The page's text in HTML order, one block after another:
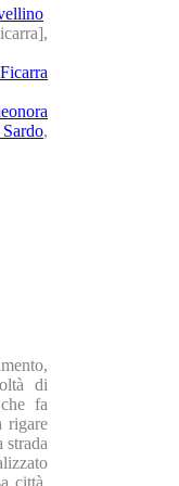
,
di
fa
rigare
strada
città,